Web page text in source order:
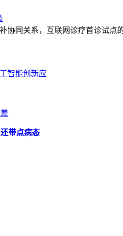
协同关系，互联网诊疗首诊试
智能创新应
带点病态